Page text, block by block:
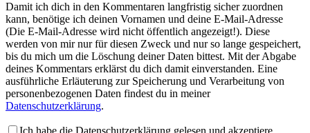
Damit ich dich in den Kommentaren langfristig sicher zuordnen
kann, benötige ich deinen Vornamen und deine E-Mail-Adresse
(Die E-Mail-Adresse wird nicht öffentlich angezeigt!). Diese
werden von mir nur für diesen Zweck und nur so lange gespeichert,
bis du mich um die Löschung deiner Daten bittest. Mit der Abgabe
deines Kommentars erklärst du dich damit einverstanden. Eine
ausführliche Erläuterung zur Speicherung und Verarbeitung von
personenbezogenen Daten findest du in meiner
Datenschutzerklärung.